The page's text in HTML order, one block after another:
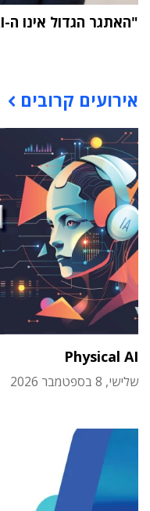
"האתגר הגדול אינו ה-AI אלא הטמעתה בארגון"
אירועים קרובים
Physical AI
שלישי, 8 בספטמבר 2026